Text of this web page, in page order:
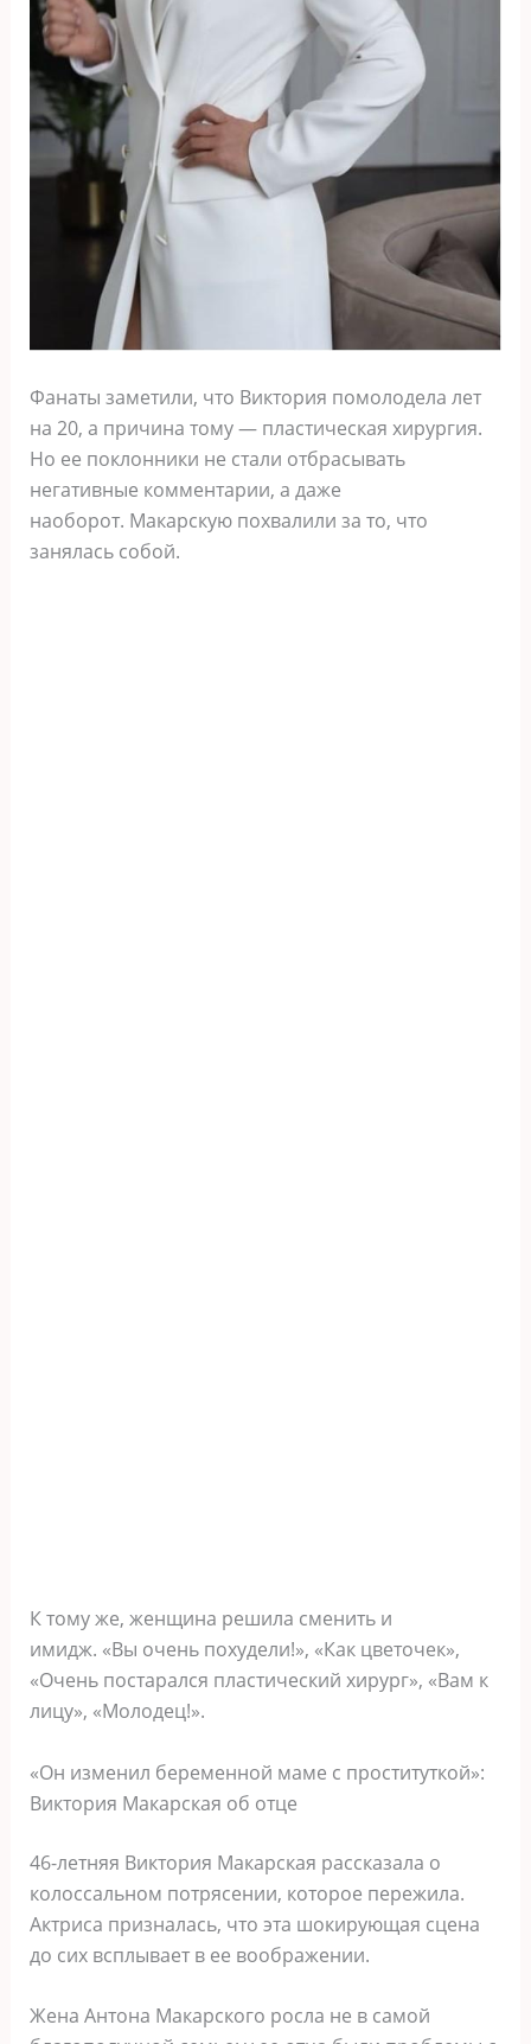
Фанаты заметили, что Виктория помолодела лет
на 20, а причина тому — пластическая хирургия.
Но ее поклонники не стали отбрасывать
негативные комментарии, а даже
наоборот. Макарскую похвалили за то, что
занялась собой.
К тому же, женщина решила сменить и
имидж. «Вы очень похудели!», «Как цветочек»,
«Очень постарался пластический хирург», «Вам к
лицу», «Молодец!».
«Он изменил беременной маме с проституткой»:
Виктория Макарская об отце
46-летняя Виктория Макарская рассказала о
колоссальном потрясении, которое пережила.
Актриса призналась, что эта шокирующая сцена
до сих всплывает в ее воображении.
Жена Антона Макарского росла не в самой